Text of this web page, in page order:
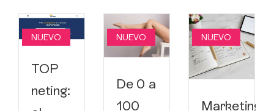
NUEVO
TOP
neting:
NUEVO
De 0 a
100
NUEVO
Marketing